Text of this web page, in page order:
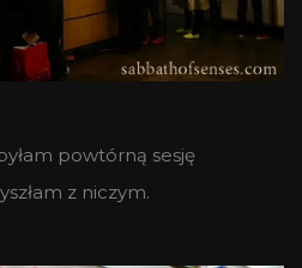
powtórną sesję
z niczym.